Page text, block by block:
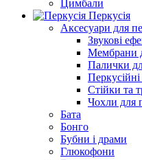
Цимбали
Перкусія
Аксесуари для
Звукові
Мембрани
Палички
Стійки та
Чохли для
Бата
Бонго
Бубни і драми
Глюкофони